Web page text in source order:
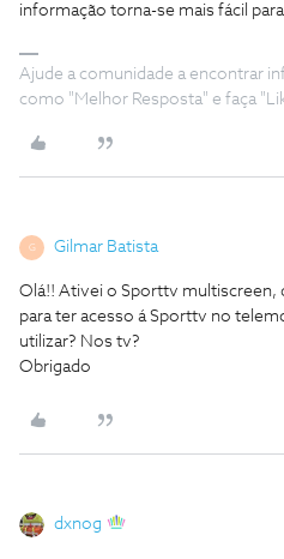
informação torna-se mais fácil
Ajude a comunidade a encontrar
como "Melhor Resposta" e faça
G Gilmar Batista
Olá!! Ativei o Sporttv multiscreen,
para ter acesso á Sporttv no
utilizar? Nos tv?
Obrigado
dxnog